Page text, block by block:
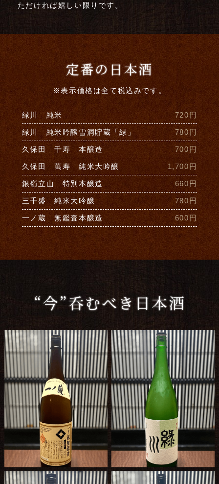
ただければ嬉しい限りです。
定番の日本酒
※表示価格は全て税込みです。
緑川 純米 720円
緑川 純米吟醸雪洞貯蔵「緑」 780円
久保田 千寿 本醸造 700円
久保田 萬寿 純米大吟醸 1,700円
銀嶺立山 特別本醸造 660円
三千盛 純米大吟醸 780円
一ノ蔵 無鑑査本醸造 600円
“今”呑むべき日本酒